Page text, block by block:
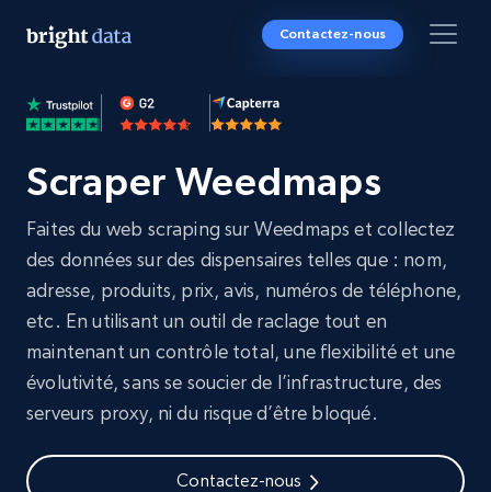
Contactez-nous
Scraper Weedmaps
Faites du web scraping sur Weedmaps et collectez
des données sur des dispensaires telles que : nom,
adresse, produits, prix, avis, numéros de téléphone,
etc. En utilisant un outil de raclage tout en
maintenant un contrôle total, une flexibilité et une
évolutivité, sans se soucier de l’infrastructure, des
serveurs proxy, ni du risque d’être bloqué.
Contactez-nous